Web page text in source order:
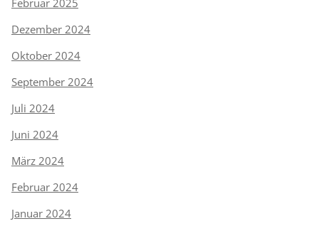
Februar 2025
Dezember 2024
Oktober 2024
September 2024
Juli 2024
Juni 2024
März 2024
Februar 2024
Januar 2024